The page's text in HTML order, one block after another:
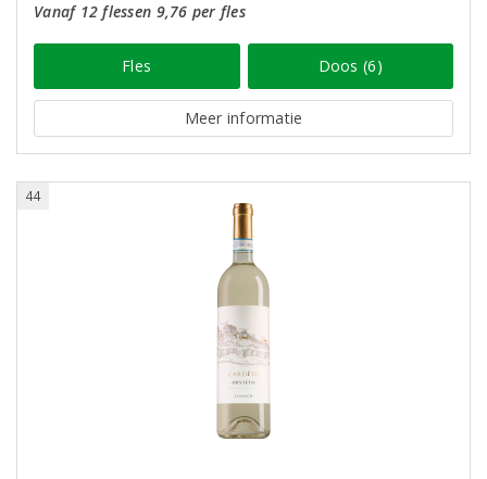
Vanaf 12 flessen 9,76 per fles
Fles Doos (6)
Meer informatie
44